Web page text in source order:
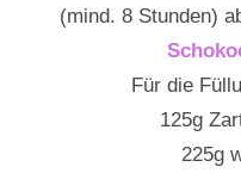
(mind. 8 Stunden)
Für die
125g
225g